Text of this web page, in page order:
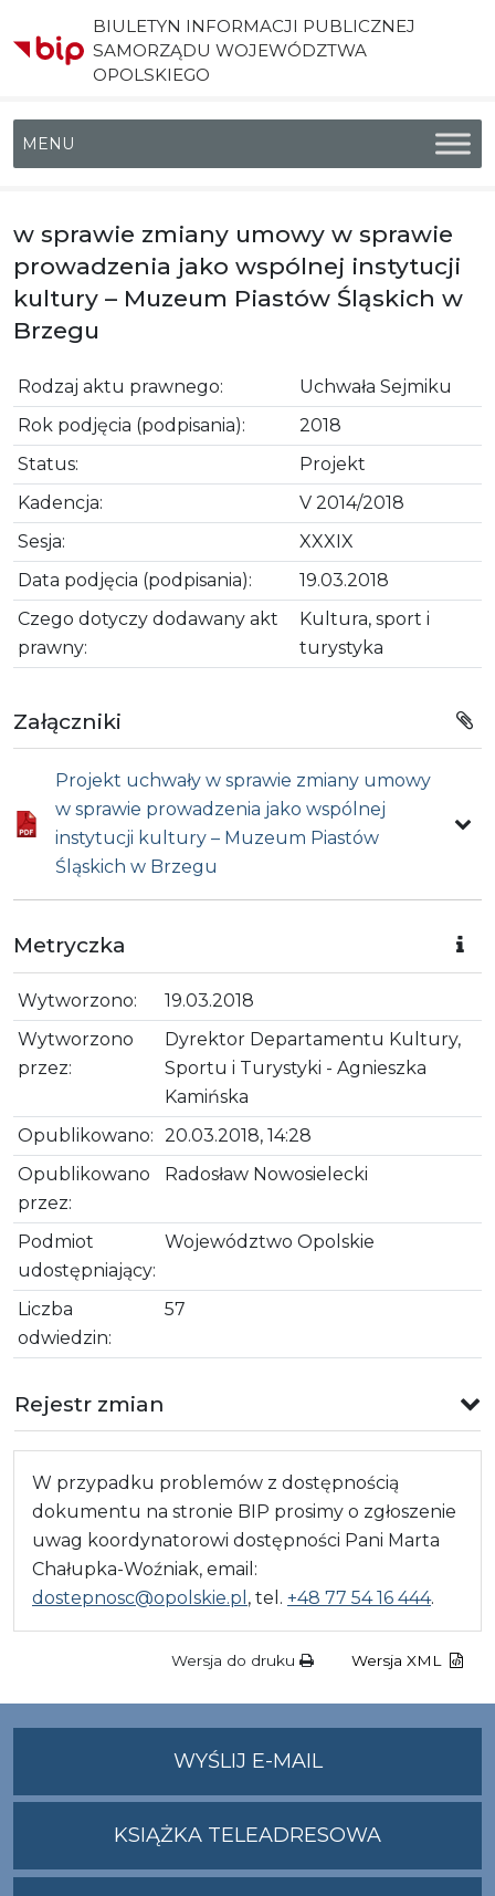
BIULETYN INFORMACJI PUBLICZNEJ
SAMORZĄDU WOJEWÓDZTWA
OPOLSKIEGO
Menu główne
w sprawie zmiany umowy w sprawie
prowadzenia jako wspólnej instytucji
kultury – Muzeum Piastów Śląskich w
Brzegu
Rodzaj aktu prawnego:
Uchwała Sejmiku
Rok podjęcia (podpisania):
2018
Status:
Projekt
Kadencja:
V 2014/2018
Sesja:
XXXIX
Data podjęcia (podpisania):
19.03.2018
Czego dotyczy dodawany akt
prawny:
Kultura, sport i
turystyka
Załączniki
Projekt uchwały w sprawie zmiany umowy
w sprawie prowadzenia jako wspólnej
instytucji kultury – Muzeum Piastów
Śląskich w Brzegu
Metryczka
Wytworzono:
19.03.2018
Wytworzono
przez:
Dyrektor Departamentu Kultury,
Sportu i Turystyki - Agnieszka
Kamińska
Opublikowano: 20.03.2018, 14:28
Opublikowano
przez:
Radosław Nowosielecki
Podmiot
udostępniający:
Województwo Opolskie
Liczba
odwiedzin:
57
Rejestr zmian
W przypadku problemów z dostępnością
dokumentu na stronie BIP prosimy o zgłoszenie
uwag koordynatorowi dostępności Pani Marta
Chałupka-Woźniak, email:
dostepnosc@opolskie.pl , tel. +48 77 54 16 444.
Wersja do druku Wersja XML
WYŚLIJ E-MAILNA
ADRES
KSIĄŻKA TELEADRESOWA